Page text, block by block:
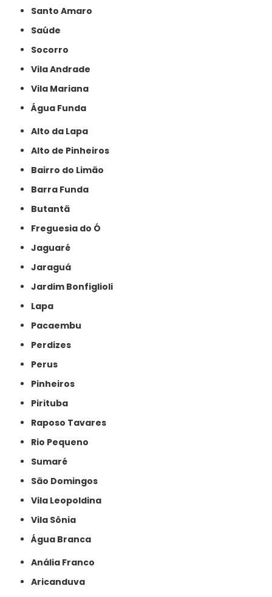
Santo Amaro
Saúde
Socorro
Vila Andrade
Vila Mariana
Água Funda
Alto da Lapa
Alto de Pinheiros
Bairro do Limão
Barra Funda
Butantã
Freguesia do Ó
Jaguaré
Jaraguá
Jardim Bonfiglioli
Lapa
Pacaembu
Perdizes
Perus
Pinheiros
Pirituba
Raposo Tavares
Rio Pequeno
Sumaré
São Domingos
Vila Leopoldina
Vila Sônia
Água Branca
Anália Franco
Aricanduva